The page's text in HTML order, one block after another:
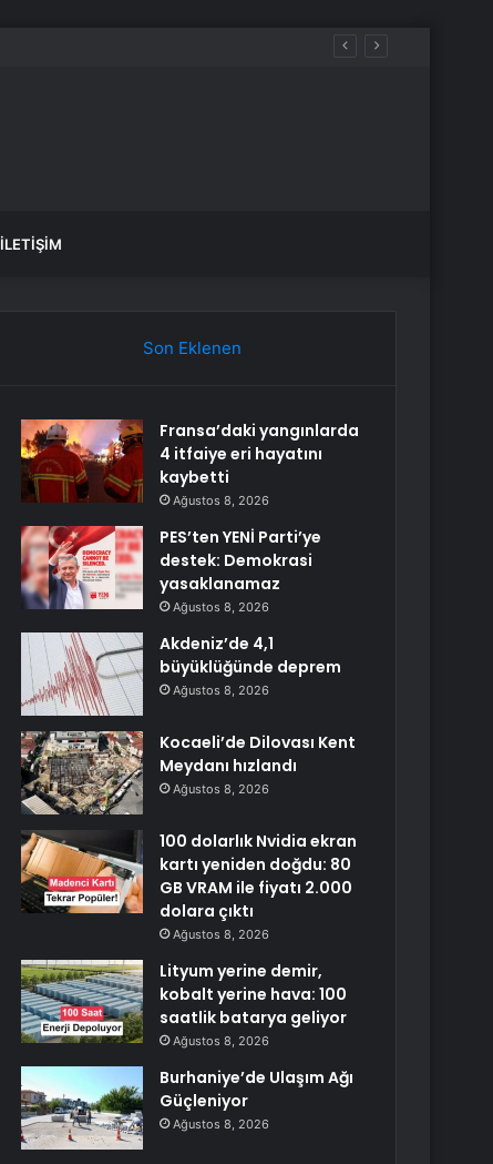
İLETIŞIM
Son Eklenen
Fransa’daki yangınlarda
4 itfaiye eri hayatını
kaybetti
Ağustos 8, 2026
PES’ten YENİ Parti’ye
destek: Demokrasi
yasaklanamaz
Ağustos 8, 2026
Akdeniz’de 4,1
büyüklüğünde deprem
Ağustos 8, 2026
Kocaeli’de Dilovası Kent
Meydanı hızlandı
Ağustos 8, 2026
100 dolarlık Nvidia ekran
kartı yeniden doğdu: 80
GB VRAM ile fiyatı 2.000
dolara çıktı
Ağustos 8, 2026
Lityum yerine demir,
kobalt yerine hava: 100
saatlik batarya geliyor
Ağustos 8, 2026
Burhaniye’de Ulaşım Ağı
Güçleniyor
Ağustos 8, 2026